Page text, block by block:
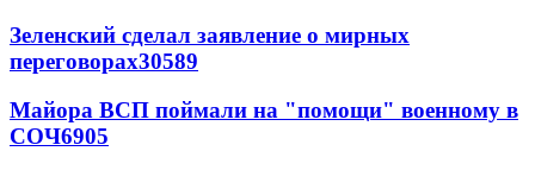
Зеленский сделал заявление о мирных
переговорах30589
Майора ВСП поймали на "помощи" военному в
СОЧ6905